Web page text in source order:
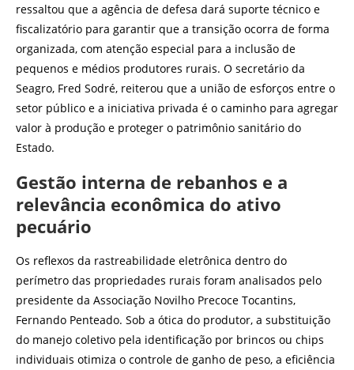
ressaltou que a agência de defesa dará suporte técnico e
fiscalizatório para garantir que a transição ocorra de forma
organizada, com atenção especial para a inclusão de
pequenos e médios produtores rurais. O secretário da
Seagro, Fred Sodré, reiterou que a união de esforços entre o
setor público e a iniciativa privada é o caminho para agregar
valor à produção e proteger o patrimônio sanitário do
Estado.
Gestão interna de rebanhos e a
relevância econômica do ativo
pecuário
Os reflexos da rastreabilidade eletrônica dentro do
perímetro das propriedades rurais foram analisados pelo
presidente da Associação Novilho Precoce Tocantins,
Fernando Penteado. Sob a ótica do produtor, a substituição
do manejo coletivo pela identificação por brincos ou chips
individuais otimiza o controle de ganho de peso, a eficiência